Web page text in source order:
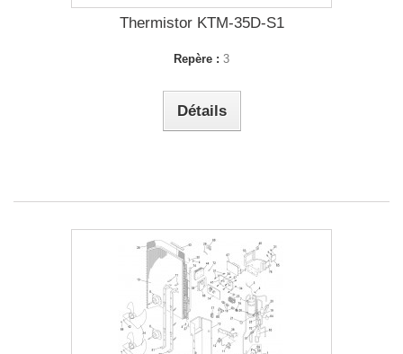
Thermistor KTM-35D-S1
Repère : 3
Détails